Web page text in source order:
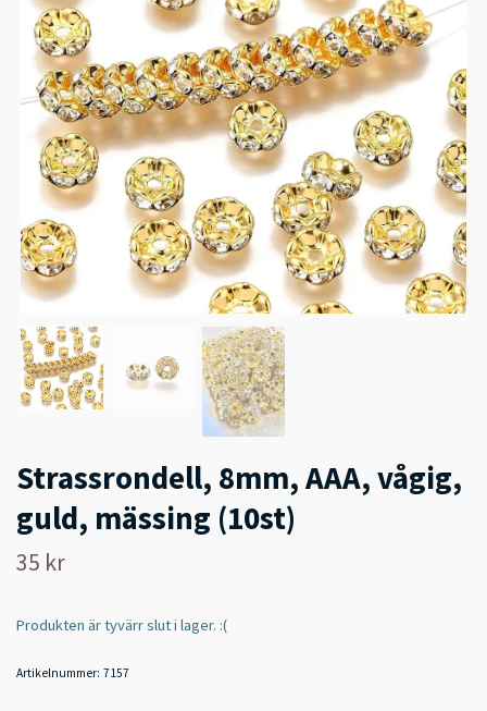
Strassrondell, 8mm, AAA, vågig,
guld, mässing (10st)
35 kr
Produkten är tyvärr slut i lager. :(
Artikelnummer: 7157